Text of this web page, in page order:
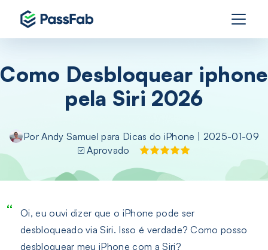
Como Desbloquear iphone
pela Siri 2026
PorAndy Samuel para Dicas do iPhone | 2025-01-09
Aprovado
Oi, eu ouvi dizer que o iPhone pode ser
desbloqueado via Siri. Isso é verdade? Como posso
desbloquear meu iPhone com a Siri?